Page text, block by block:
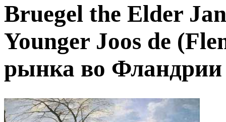
Bruegel the Elder
Younger Joos de
рынка во Фландрии